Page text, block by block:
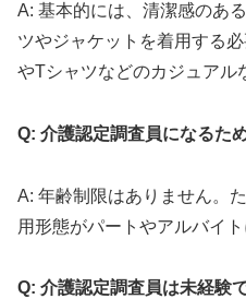
A: 基本的には、清潔感のあ
ツやジャケットを着用する
やTシャツなどのカジュアル
Q: 介護認定調査員になるた
A: 年齢制限はありません。
用形態がパートやアルバイ
Q: 介護認定調査員は未経験